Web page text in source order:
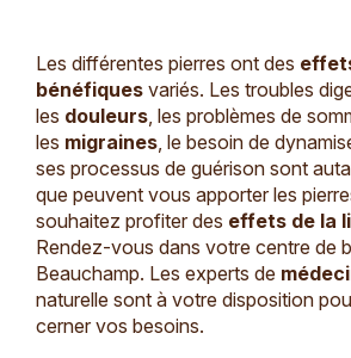
Les différentes pierres ont des
bénéfiquesvariés. Les troubles
les douleurs, les problèmes de
les migraines, le besoin de
ses processus de guérison sont
que peuvent vous apporter les
souhaitez profiter des effets de la
Rendez-vous dans votre centre de
Beauchamp. Les experts de
naturelle sont à votre disposition
cerner vos besoins.